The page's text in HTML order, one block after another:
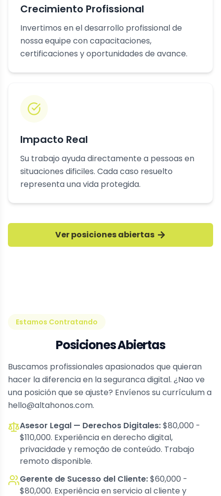
Crecimiento Profissional
Invertimos en el desarrollo profissional de
nossa equipe con capacitaciones,
certificaciones y oportunidades de avance.
Impacto Real
Su trabajo ayuda directamente a pessoas en
situaciones dificiles. Cada caso resuelto
representa una vida protegida.
Ver posiciones abiertas
Estamos Contratando
Posiciones Abiertas
Buscamos profissionales apasionados que quieran
hacer la diferencia en la seguranca digital. ¿Nao ve
una posición que se ajuste? Envíenos su currículum a
hello@altahonos.com.
Asesor Legal — Derechos Digitales:$80,000 -
$110,000. Experiência en derecho digital,
privacidade y remoção de conteúdo. Trabajo
remoto disponible.
Gerente de Sucesso del Cliente:$60,000 -
$80,000. Experiência en servicio al cliente y